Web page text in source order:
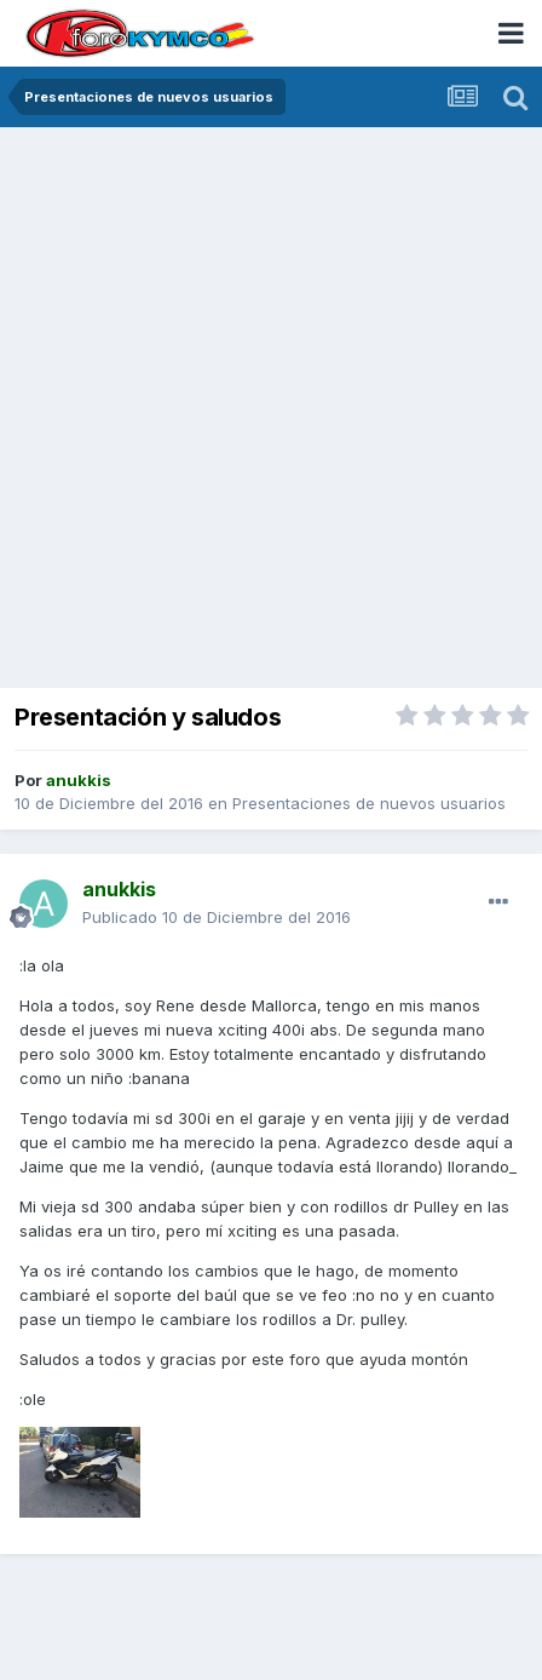
Presentaciones de nuevos usuarios
Presentación y saludos
Poranukkis
10 de Diciembre del 2016 en Presentaciones de nuevos usuarios
anukkis
Publicado 10 de Diciembre del 2016
:la ola
Hola a todos, soy Rene desde Mallorca, tengo en mis manos
desde el jueves mi nueva xciting 400i abs. De segunda mano
pero solo 3000 km. Estoy totalmente encantado y disfrutando
como un niño :banana
Tengo todavía mi sd 300i en el garaje y en venta jijij y de verdad
que el cambio me ha merecido la pena. Agradezco desde aquí a
Jaime que me la vendió, (aunque todavía está llorando) llorando_
Mi vieja sd 300 andaba súper bien y con rodillos dr Pulley en las
salidas era un tiro, pero mí xciting es una pasada.
Ya os iré contando los cambios que le hago, de momento
cambiaré el soporte del baúl que se ve feo :no no y en cuanto
pase un tiempo le cambiare los rodillos a Dr. pulley.
Saludos a todos y gracias por este foro que ayuda montón
:ole